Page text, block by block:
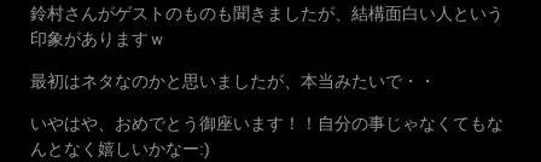
鈴村さんがゲストのものも聞きましたが、結構面白い人という
印象がありますｗ
最初はネタなのかと思いましたが、本当みたいで・・
いやはや、おめでとう御座います！！自分の事じゃなくてもな
んとなく嬉しいかなー:)